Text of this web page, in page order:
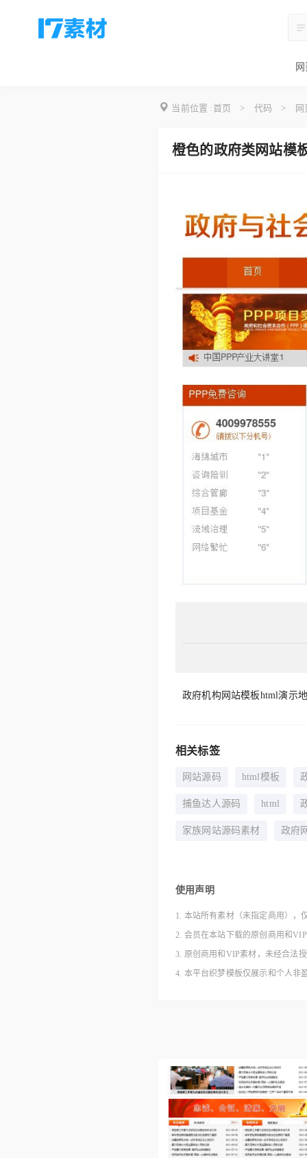
当前位置 :首页 > 代码 > 网
橙色的政府类网站模
政府机构网站模板html演示
相关标签
网站源码 html模板
捕鱼达人源码 html
家族网站源码素材 政府
使用声明
1. 本站所有素材（未指定商用），
2. 会员在本站下载的原创商用和
3. 原创商用和VIP素材，未经合法
4. 本平台织梦模板仅展示和个人非